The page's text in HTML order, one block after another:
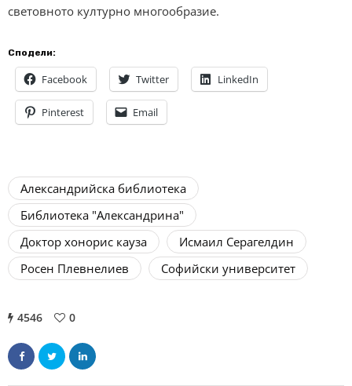
световното културно многообразие.
Сподели:
Facebook Twitter LinkedIn
Pinterest Email
Александрийска библиотека
Библиотека "Александрина"
Доктор хонорис кауза
Исмаил Серагелдин
Росен Плевнелиев
Софийски университет
4546 0